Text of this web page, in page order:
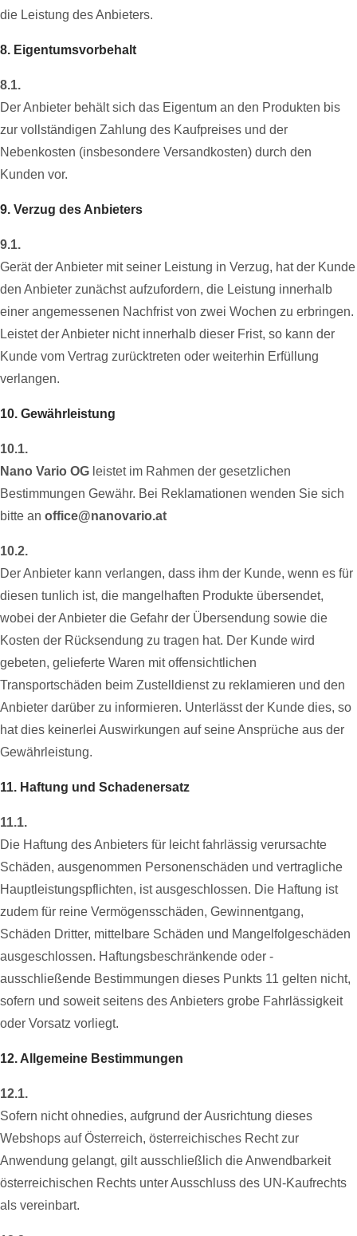
die Leistung des Anbieters.
8. Eigentumsvorbehalt
8.1.
Der Anbieter behält sich das Eigentum an den Produkten bis
zur vollständigen Zahlung des Kaufpreises und der
Nebenkosten (insbesondere Versandkosten) durch den
Kunden vor.
9. Verzug des Anbieters
9.1.
Gerät der Anbieter mit seiner Leistung in Verzug, hat der Kunde
den Anbieter zunächst aufzufordern, die Leistung innerhalb
einer angemessenen Nachfrist von zwei Wochen zu erbringen.
Leistet der Anbieter nicht innerhalb dieser Frist, so kann der
Kunde vom Vertrag zurücktreten oder weiterhin Erfüllung
verlangen.
10. Gewährleistung
10.1.
Nano Vario OG leistet im Rahmen der gesetzlichen
Bestimmungen Gewähr. Bei Reklamationen wenden Sie sich
bitte an office@nanovario.at
10.2.
Der Anbieter kann verlangen, dass ihm der Kunde, wenn es für
diesen tunlich ist, die mangelhaften Produkte übersendet,
wobei der Anbieter die Gefahr der Übersendung sowie die
Kosten der Rücksendung zu tragen hat. Der Kunde wird
gebeten, gelieferte Waren mit offensichtlichen
Transportschäden beim Zustelldienst zu reklamieren und den
Anbieter darüber zu informieren. Unterlässt der Kunde dies, so
hat dies keinerlei Auswirkungen auf seine Ansprüche aus der
Gewährleistung.
11. Haftung und Schadenersatz
11.1.
Die Haftung des Anbieters für leicht fahrlässig verursachte
Schäden, ausgenommen Personenschäden und vertragliche
Hauptleistungspflichten, ist ausgeschlossen. Die Haftung ist
zudem für reine Vermögensschäden, Gewinnentgang,
Schäden Dritter, mittelbare Schäden und Mangelfolgeschäden
ausgeschlossen. Haftungsbeschränkende oder -
ausschließende Bestimmungen dieses Punkts 11 gelten nicht,
sofern und soweit seitens des Anbieters grobe Fahrlässigkeit
oder Vorsatz vorliegt.
12. Allgemeine Bestimmungen
12.1.
Sofern nicht ohnedies, aufgrund der Ausrichtung dieses
Webshops auf Österreich, österreichisches Recht zur
Anwendung gelangt, gilt ausschließlich die Anwendbarkeit
österreichischen Rechts unter Ausschluss des UN-Kaufrechts
als vereinbart.